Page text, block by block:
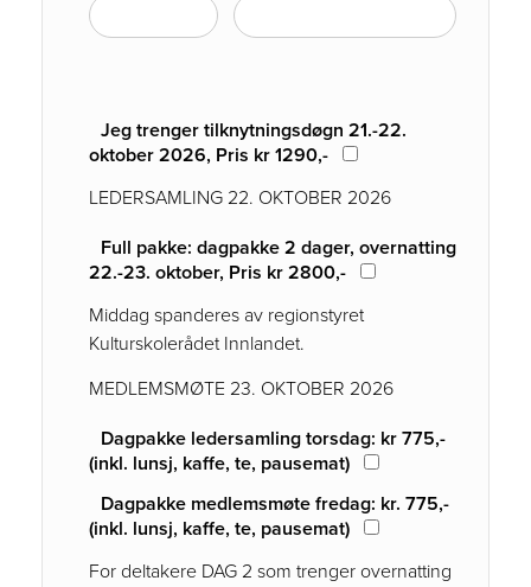
Jeg trenger tilknytningsdøgn 21.-22.
oktober 2026, Pris kr 1290,-
LEDERSAMLING 22. OKTOBER 2026
Full pakke: dagpakke 2 dager, overnatting
22.-23. oktober, Pris kr 2800,-
Middag spanderes av regionstyret
Kulturskolerådet Innlandet.
MEDLEMSMØTE 23. OKTOBER 2026
Dagpakke ledersamling torsdag: kr 775,-
(inkl. lunsj, kaffe, te, pausemat)
Dagpakke medlemsmøte fredag: kr. 775,-
(inkl. lunsj, kaffe, te, pausemat)
For deltakere DAG 2 som trenger overnatting